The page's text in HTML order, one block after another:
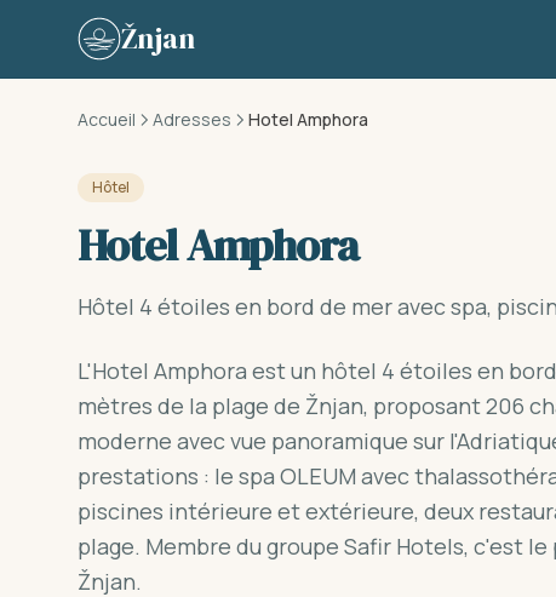
Skip to content
Žnjan
Accueil Adresses Hotel Amphora
Hôtel
Hotel Amphora
Hôtel 4 étoiles en bord de mer avec spa,
L'Hotel Amphora est un hôtel 4 étoiles en
mètres de la plage de Žnjan, proposant 206
moderne avec vue panoramique sur
prestations : le spa OLEUM avec
piscines intérieure et extérieure, deux
plage. Membre du groupe Safir Hotels, c'est
Žnjan.